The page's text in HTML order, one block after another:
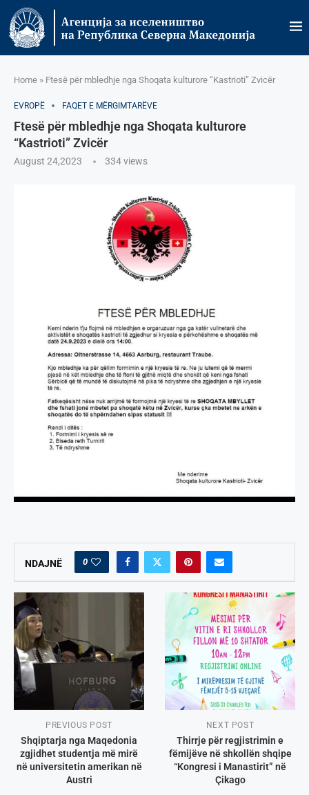
Home » Ftesë për mbledhje nga Shoqata kulturore “Kastrioti” Zvicër
EVROPË FAQET E MËRGIMTARËVE
Ftesë për mbledhje nga Shoqata kulturore
“Kastrioti” Zvicër
August 24,2023 334views
NDAJNË 0
PREVIOUS POST
Shqiptarja nga Maqedonia
zgjidhet studentja më mirë
në universitetin amerikan në
Austri
NEXT POST
Thirrje për regjistrimin e
fëmijëve në shkollën shqipe
“Kongresi i Manastirit” në
Çikago